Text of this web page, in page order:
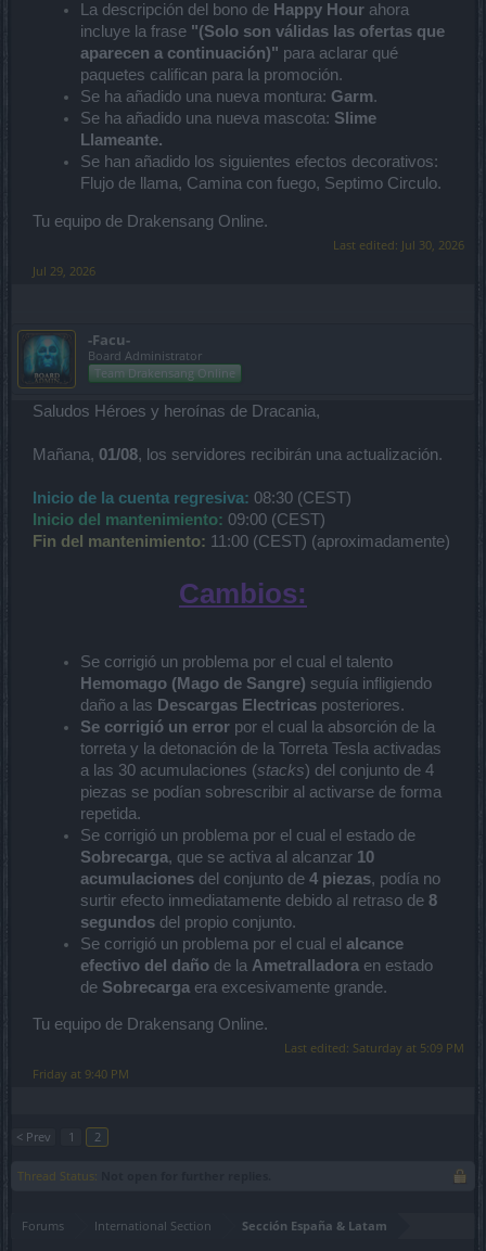
La descripción del bono de Happy Hour ahora
incluye la frase "(Solo son válidas las ofertas que
aparecen a continuación)" para aclarar qué
paquetes califican para la promoción.
Se ha añadido una nueva montura: Garm.
Se ha añadido una nueva mascota: Slime
Llameante.
Se han añadido los siguientes efectos decorativos:
Flujo de llama, Camina con fuego, Septimo Circulo.
Tu equipo de Drakensang Online.
Last edited: Jul 30, 2026
Jul 29, 2026
-Facu-
Board Administrator
Team Drakensang Online
Saludos Héroes y heroínas de Dracania,
Mañana, 01/08, los servidores recibirán una actualización.
Inicio de la cuenta regresiva: 08:30 (CEST)
Inicio del mantenimiento: 09:00 (CEST)
Fin del mantenimiento: 11:00 (CEST) (aproximadamente)
Cambios:
Se corrigió un problema por el cual el talento
Hemomago (Mago de Sangre) seguía infligiendo
daño a las Descargas Electricas posteriores.
Se corrigió un error por el cual la absorción de la
torreta y la detonación de la Torreta Tesla activadas
a las 30 acumulaciones (stacks) del conjunto de 4
piezas se podían sobrescribir al activarse de forma
repetida.
Se corrigió un problema por el cual el estado de
Sobrecarga, que se activa al alcanzar 10
acumulaciones del conjunto de 4 piezas, podía no
surtir efecto inmediatamente debido al retraso de 8
segundos del propio conjunto.
Se corrigió un problema por el cual el alcance
efectivo del daño de la Ametralladora en estado
de Sobrecarga era excesivamente grande.
Tu equipo de Drakensang Online.
Last edited: Saturday at 5:09 PM
Friday at 9:40 PM
< Prev 1 2
Thread Status:
Forums International Section Sección España & Latam